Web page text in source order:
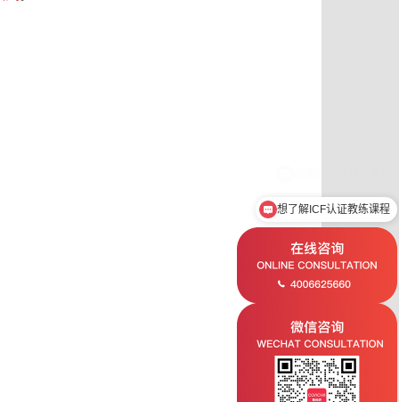
想了解ICF认证教练课程